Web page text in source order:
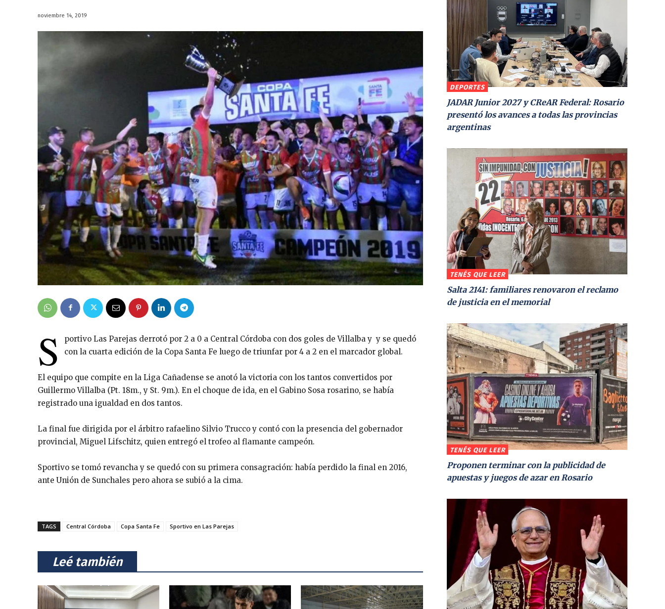
noviembre 14, 2019
S
portivo Las Parejas derrotó por 2 a 0 a Central Córdoba con dos goles de Villalba y y se quedó
con la cuarta edición de la Copa Santa Fe luego de triunfar por 4 a 2 en el marcador global.
El equipo que compite en la Liga Cañadense se anotó la victoria con los tantos convertidos por
Guillermo Villalba (Pt. 18m., y St. 9m.). En el choque de ida, en el Gabino Sosa rosarino, se había
registrado una igualdad en dos tantos.
La final fue dirigida por el árbitro rafaelino Silvio Trucco y contó con la presencia del gobernador
provincial, Miguel Lifschitz, quien entregó el trofeo al flamante campeón.
Sportivo se tomó revancha y se quedó con su primera consagración: había perdido la final en 2016,
ante Unión de Sunchales pero ahora se subió a la cima.
TAGS Central Córdoba Copa Santa Fe Sportivo en Las Parejas
⠀Leé también⠀
DEPORTES
JADAR Junior 2027 y CReAR Federal: Rosario
presentó los avances a todas las provincias
argentinas
TENÉS QUE LEER
Salta 2141: familiares renovaron el reclamo
de justicia en el memorial
TENÉS QUE LEER
Proponen terminar con la publicidad de
apuestas y juegos de azar en Rosario